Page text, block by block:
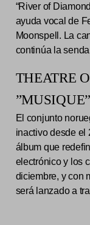
“River of
ayuda vocal de
Moonspell. La
continúa la
THEATRE
El conjunto
inactivo desde el
álbum que
electrónico y los
diciembre, y con
será lanzado a